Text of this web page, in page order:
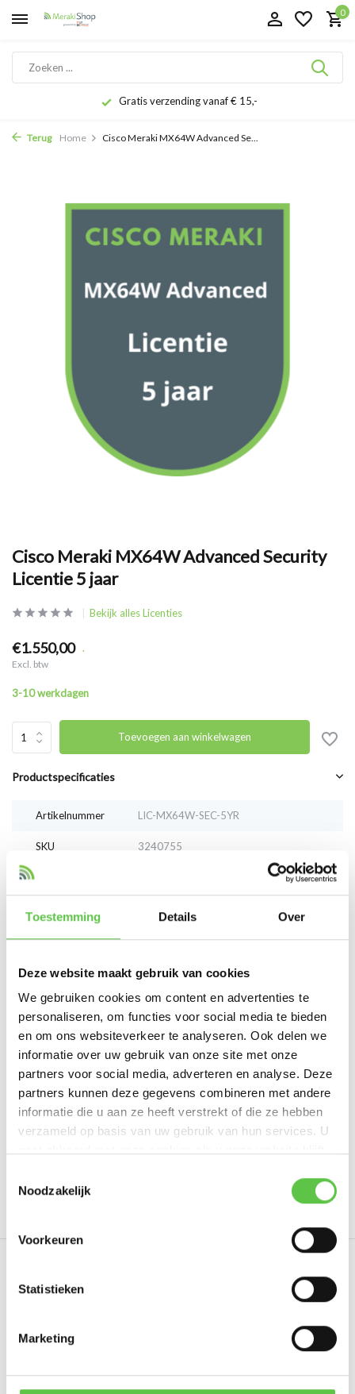
Toestemming Details Over
Deze website maakt gebruik van cookies
We gebruiken cookies om content en advertenties te
personaliseren, om functies voor social media te bieden
en om ons websiteverkeer te analyseren. Ook delen we
informatie over uw gebruik van onze site met onze
partners voor social media, adverteren en analyse. Deze
partners kunnen deze gegevens combineren met andere
informatie die u aan ze heeft verstrekt of die ze hebben
verzameld op basis van uw gebruik van hun services. U
Noodzakelijk
Voorkeuren
Statistieken
Marketing
0
Gratis verzending vanaf € 15,-
Terug Home Cisco Meraki MX64W Advanced Se...
Cisco Meraki MX64W Advanced Security
Licentie 5 jaar
Bekijk alles Licenties
€1.550,00 .
Excl. btw
3-10 werkdagen
Toevoegen aan winkelwagen
Productspecificaties
Artikelnummer LIC-MX64W-SEC-5YR
SKU 3240755
Vergelijk Delen
Reviews
Based on 0 reviews
Er zijn nog geen reviews geschreven over dit product..
Tags
3240755 LIC-
Abonneer
* Lees hier de wettelijke beperkingen